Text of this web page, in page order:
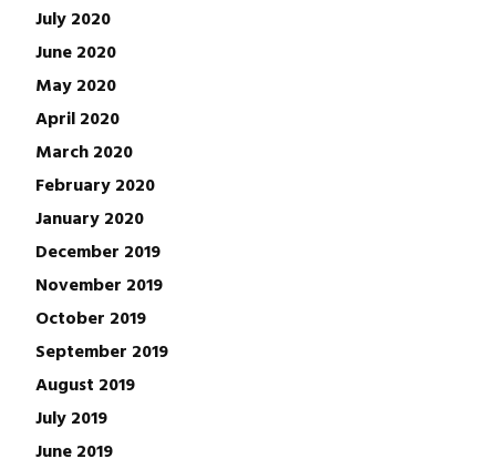
July 2020
June 2020
May 2020
April 2020
March 2020
February 2020
January 2020
December 2019
November 2019
October 2019
September 2019
August 2019
July 2019
June 2019